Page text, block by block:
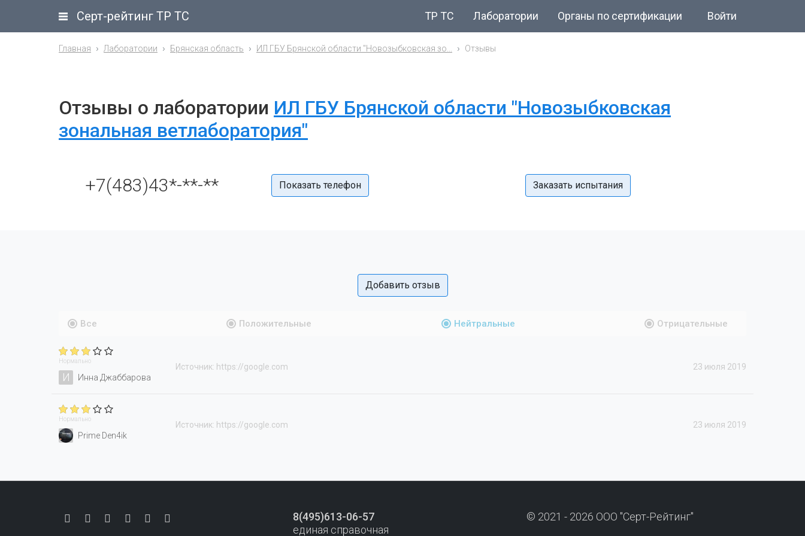
Серт-рейтинг ТР ТС ТР ТС Лаборатории Органы по сертификации Войти
Главная Лаборатории Брянская область ИЛ ГБУ Брянской области "Новозыбковская зо... Отзывы
Отзывы о лаборатории ИЛ ГБУ Брянской области "Новозыбковская
зональная ветлаборатория"
+7(483)43*-**-** Показать телефон Заказать испытания
Добавить отзыв
Все Положительные Нейтральные Отрицательные
Нормально
И Инна Джаббарова
23 июля 2019
Источник: https://google.com
Нормально
Prime Den4ik
23 июля 2019
Источник: https://google.com
8(495)613-06-57
единая справочная
© 2021 - 2026 ООО "Серт-Рейтинг"